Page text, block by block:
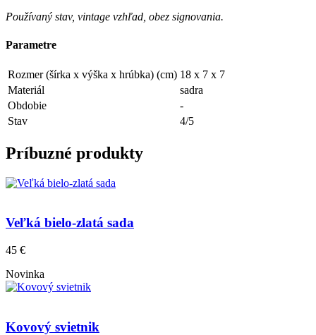
Používaný stav, vintage vzhľad, obez signovania.
Parametre
Rozmer (šírka x výška x hrúbka) (cm) 18 x 7 x 7
Materiál
sadra
Obdobie
-
Stav
4/5
Príbuzné produkty
Veľká bielo-zlatá sada
45 €
Novinka
Kovový svietnik